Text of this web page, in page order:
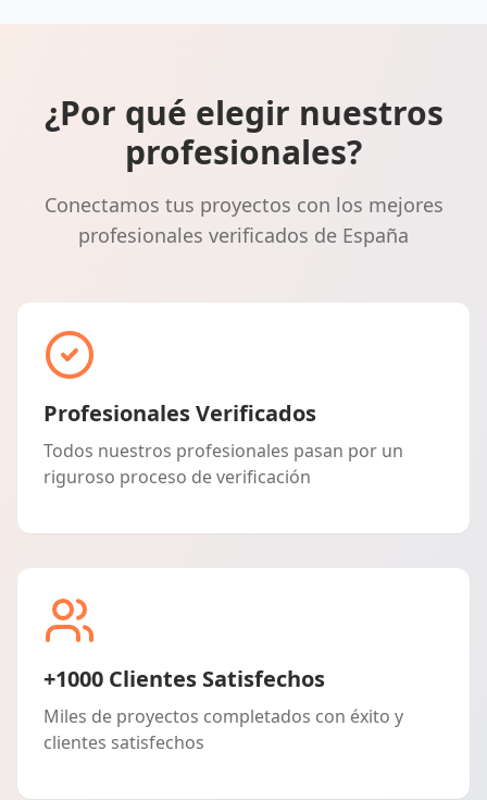
¿Por qué elegir nuestros
profesionales?
Conectamos tus proyectos con los mejores
profesionales verificados de España
Profesionales Verificados
Todos nuestros profesionales pasan por un
riguroso proceso de verificación
+1000 Clientes Satisfechos
Miles de proyectos completados con éxito y
clientes satisfechos